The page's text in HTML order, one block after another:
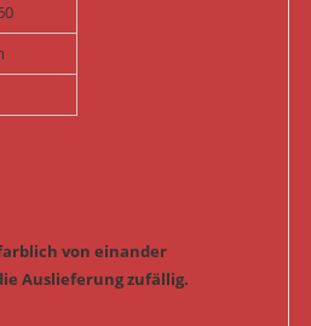
von einander
Auslieferung zufällig.